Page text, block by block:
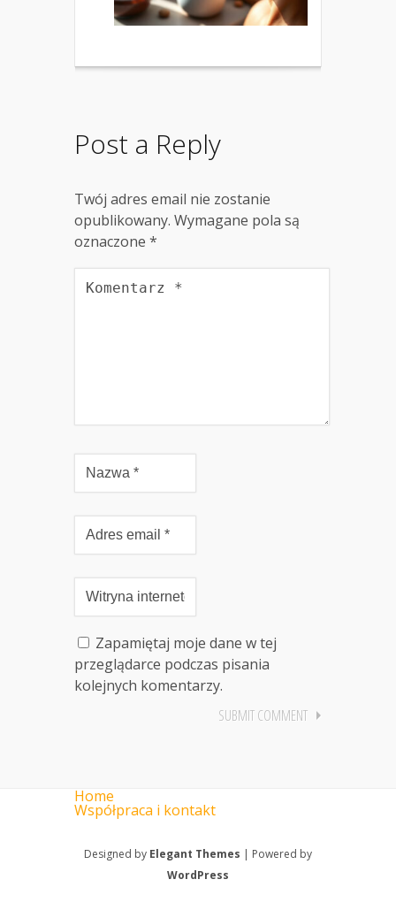
Post a Reply
Twój adres email nie zostanie
opublikowany. Wymagane pola są
oznaczone *
Zapamiętaj moje dane w tej
przeglądarce podczas pisania
kolejnych komentarzy.
Home
Współpraca i kontakt
Designed by Elegant Themes | Powered by
WordPress